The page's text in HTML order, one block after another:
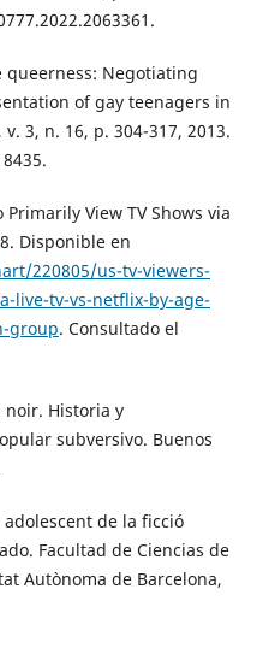
queerness: Negotiating
of gay teenagers in
3, n. 16, p. 304-317, 2013.
Primarily View TV Shows via
Disponible en
220805/us-tv-viewers-
live-tv-vs-netflix-by-age-
group. Consultado el
noir. Historia y
subversivo. Buenos
adolescent de la ficció
Facultad de Ciencias de
Autònoma de Barcelona,